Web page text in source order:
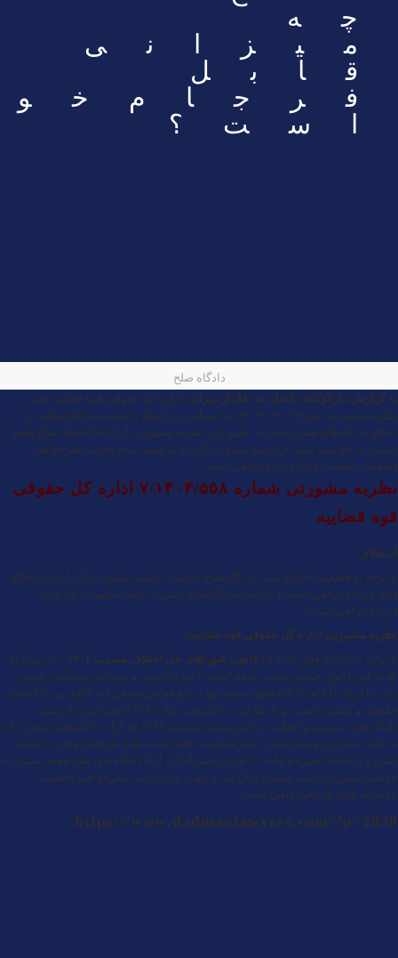
چه
میزانی
قابل
است؟
دادگاه صلح
به گزارش دارالوکاله دادمان به نقل از میزان؛
اداره کل حقوقی قوه قضاییه طی
نظریه مشورتی مورخ ۱۴۰۳/۰۹/۰۴، به سوالی در رابطه با نصاب فرجام‌خواهی در
احکام دادگاه‌های صلح پاسخ داد. طبق این نظریه مشورتی آراء دادگاه‌های صلح فقط
نسبت به خواسته بیش از پانصد میلیون ریال که به جهت عدم تجدید نظرخواهی
قطعیت یافته‌اند، قابل فرجام‌خواهی است.
نظریه مشورتی شماره ۷/۱۴۰۳/۵۵۸ اداره کل حقوقی
قوه قضاییه
استعلام:
با توجه به قطعیت احکام مالی دادگاه صلح تا نصاب پانصد میلیون ریال، آیا این احکام
قابل فرجام‌خواهی است و یا آنکه صرفاً احکام بیش از پانصد میلیون ریال قابل
فرجام‌خواهی است؟
نظریه مشورتی اداره کل حقوقی قوه قضاییه:
با توجه به این‌که وفق ماده ۱۷
قانون شورا‌های حل اختلاف مصوب ۱۴۰۲
: «در مواردی
که در این قانون حکمی تعیین نشده است، آیین دادرسی و ترتیبات رسیدگی، صدور
رأی و اجرای احکام دادگاه صلح حسب مورد تابع قوانین و مقررات حاکم بر دادگاه‌های
حقوقی و کیفری است» و با عنایت به حکم صدر ماده ۳۶۷ قانون آیین دادرسی
دادگاه‌های عمومی و انقلاب در امور مدنی مصوب ۱۳۷۹ که آراء دادگاه‌های بدوی را که
به علت عدم درخواست تجدید نظر قطعیت یافته است، قابل فرجام‌خواهی دانسته
است و با لحاظ تبصره ۵ ماده ۱۲ قانون صدرالذکر، آراء دادگاه‌های صلح فقط نسبت به
خواسته بیش از پانصد میلیون ریال که به جهت عدم تجدید نظرخواهی قطعیت
یافته‌اند، قابل فرجام‌خواهی است.
https://www.dadmanlawyers.com/?p=2828